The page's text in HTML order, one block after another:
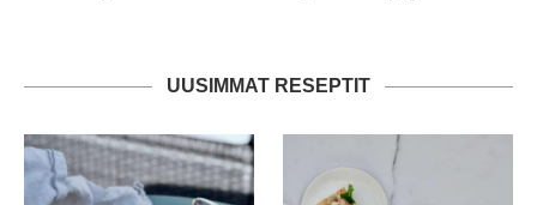
UUSIMMAT RESEPTIT